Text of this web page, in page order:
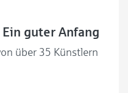
guter Anfang
über 35 Künstlern